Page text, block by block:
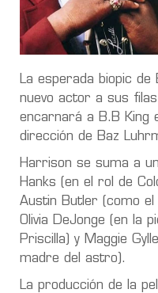
La esperada biopic de
nuevo actor a sus
encarnará a B.B King
dirección de Baz
Harrison se suma a
Hanks (en el rol de
Austin Butler (como el
Olivia DeJonge (en la
Priscilla) y Maggie
madre del astro).
La producción de la